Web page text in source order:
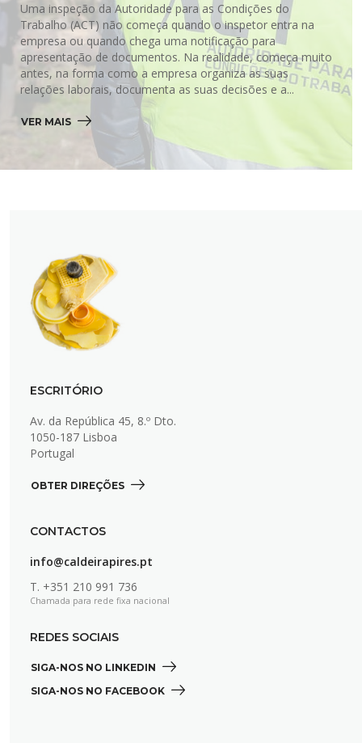
Uma inspeção da Autoridade para as Condições do
Trabalho (ACT) não começa quando o inspetor entra na
empresa ou quando chega uma notificação para
apresentação de documentos. Na realidade, começa muito
antes, na forma como a empresa organiza as suas
relações laborais, documenta as suas decisões e a...
VER MAIS
ESCRITÓRIO
Av. da República 45, 8.º Dto.
1050-187 Lisboa
Portugal
OBTER DIREÇÕES
CONTACTOS
info@caldeirapires.pt
T. +351 210 991 736
Chamada para rede fixa nacional
REDES SOCIAIS
SIGA-NOS NO LINKEDIN
SIGA-NOS NO FACEBOOK